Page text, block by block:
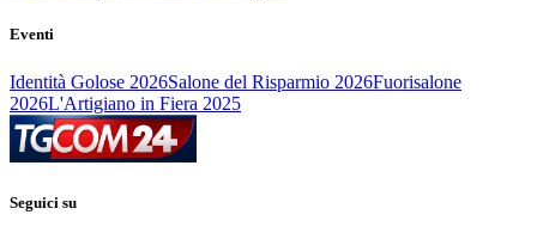
Eventi
Identità Golose 2026Salone del Risparmio 2026Fuorisalone
2026L'Artigiano in Fiera 2025
Seguici su